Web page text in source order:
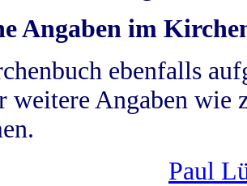
Angaben im
ebenfalls
weitere Angaben wie
Paul